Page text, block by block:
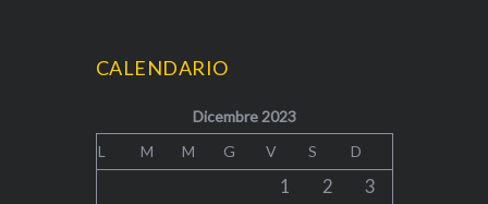
CALENDARIO
Dicembre 2023
L
M M G V S D
1 2
3